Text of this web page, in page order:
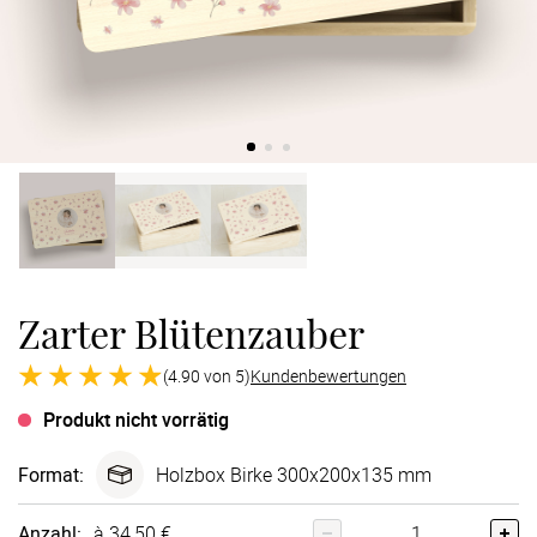
Zarter Blütenzauber
(4.90 von 5)Kundenbewertungen
Produkt nicht vorrätig
Format: Holzbox Birke 300x200x135 mm